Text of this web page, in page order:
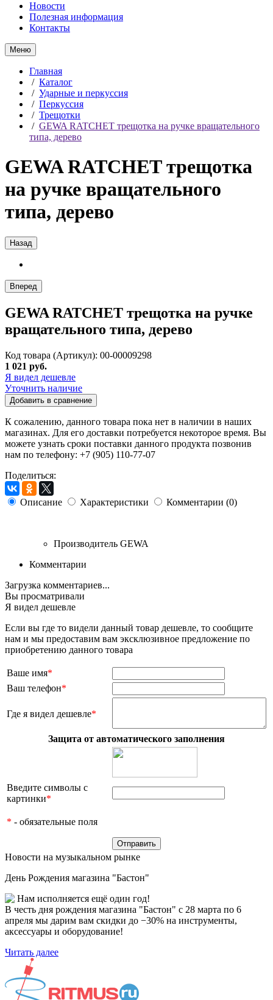
Новости
Полезная информация
Контакты
Меню
Главная
/ Каталог
/ Ударные и перкуссия
/ Перкуссия
/ Трещотки
/ GEWA RATCHET трещотка на ручке вращательного
типа, дерево
GEWA RATCHET трещотка
на ручке вращательного
типа, дерево
Назад
Вперед
GEWA RATCHET трещотка на ручке
вращательного типа, дерево
Код товара (Артикул): 00-00009298
1 021 руб.
Я видел дешевле
Уточнить наличие
Добавить в сравнение
К сожалению, данного товара пока нет в наличии в наших
магазинах. Для его доставки потребуется некоторое время. Вы
можете узнать сроки поставки данного продукта позвонив
нам по телефону: +7 (905) 110-77-07
Поделиться:
Описание Характеристики Комментарии (0)
Производитель GEWA
Комментарии
Загрузка комментариев...
Вы просматривали
Я видел дешевле
Если вы где то видели данный товар дешевле, то сообщите
нам и мы предоставим вам эксклюзивное предложение по
приобретению данного товара
Ваше имя*
Ваш телефон*
Где я видел дешевле*
Защита от автоматического заполнения
Введите символы с
картинки*
* - обязательные поля
Новости на музыкальном рынке
День Рождения магазина "Бастон"
Нам исполняется ещё один год!
В честь дня рождения магазина "Бастон" с 28 марта по 6
апреля мы дарим вам скидки до −30% на инструменты,
аксессуары и оборудование!
Читать далее